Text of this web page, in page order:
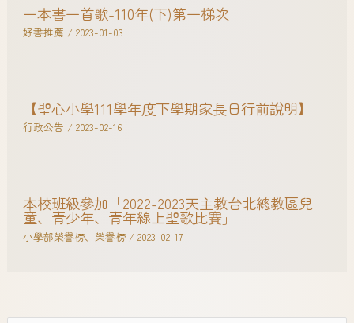
一本書一首歌-110年(下)第一梯次
好書推薦 / 2023-01-03
【聖心小學111學年度下學期家長日行前說明】
行政公告 / 2023-02-16
本校班級參加「2022-2023天主教台北總教區兒
童、青少年、青年線上聖歌比賽」
小學部榮譽榜、 榮譽榜/ 2023-02-17